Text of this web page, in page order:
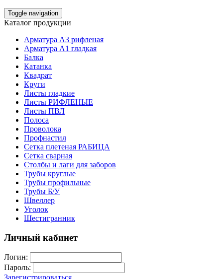
Toggle navigation
Каталог продукции
Арматура А3 рифленая
Арматура А1 гладкая
Балка
Катанка
Квадрат
Круги
Листы гладкие
Листы РИФЛЕНЫЕ
Листы ПВЛ
Полоса
Проволока
Профнастил
Сетка плетеная РАБИЦА
Сетка сварная
Столбы и лаги для заборов
Трубы круглые
Трубы профильные
Трубы Б/У
Швеллер
Уголок
Шестигранник
Личный кабинет
Логин:
Пароль: